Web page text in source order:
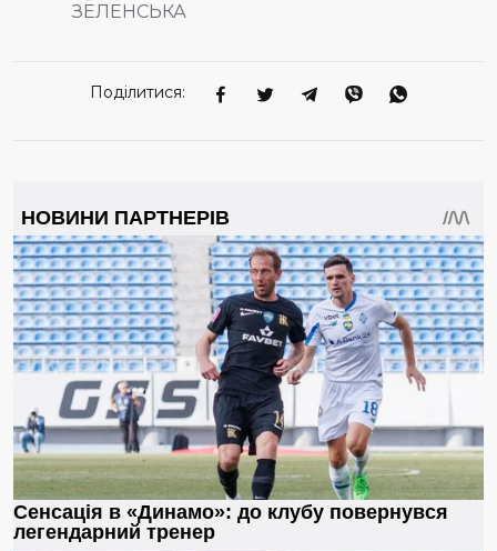
ЗЕЛЕНСЬКА
Поділитися: